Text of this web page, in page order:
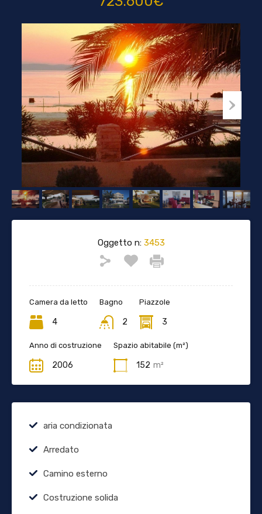
Oggetto n:3453
Camera da letto
4
Bagno
2
Piazzole
3
Anno di costruzione
2006
Spazio abitabile (m²)
152 m²
aria condizionata
Arredato
Camino esterno
Costruzione solida